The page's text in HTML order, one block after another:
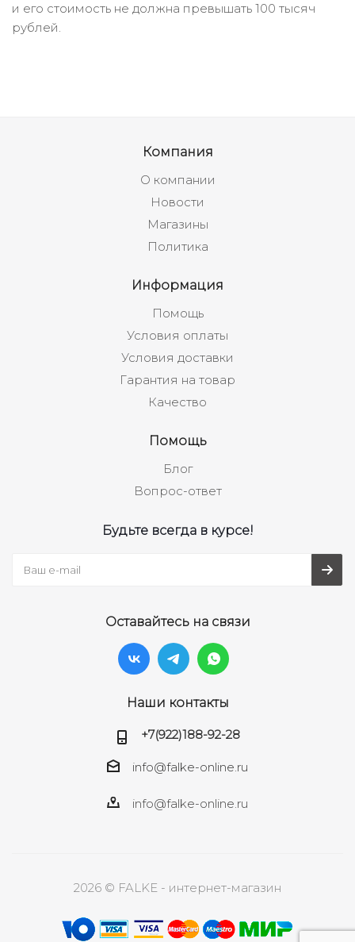
и его стоимость не должна превышать 100 тысяч
рублей.
Компания
О компании
Новости
Магазины
Политика
Информация
Помощь
Условия оплаты
Условия доставки
Гарантия на товар
Качество
Помощь
Блог
Вопрос-ответ
Будьте всегда в курсе!
Оставайтесь на связи
Наши контакты
+7(922)188-92-28
info@falke-online.ru
info@falke-online.ru
2026 © FALKE - интернет-магазин